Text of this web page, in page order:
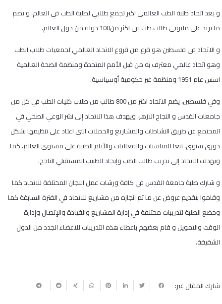
و يعد اتحاد طلبة الطب العالمي اكبر تجمع طلابي لطلبة الطب في العالم، و يضم
ما يزيد على مليوني طالب طب في اكثر من100 دولة من دول العالم.
و الاتحاد في فلسطين هو فرع من فروع الاتحاد العالمي لجمعيات طلاب الطب
وهو اتحاد عالمي معترف به من قبل الأمم المتحدة ومنظمة الصحة العالمية
اسس عام 1951 ومنظمة غير حكومية أوسياسية.
وفي فلسطين، يضم الاتحاد اكثر من 800 طالب من طلاب كليات الطب في كل من
جامعات القدس و النجاح الازهر، ويهدف هذا الاتحاد إلى نشر الوعي الصحي في
المجتمع عن طريق النشاطات والمشاريع والحملات التي اعتاد على تنظيمها بشكل
دوري سنوي، تبعا للمناسبات والفعاليات والأيام الطبية على مستوى العالم، كما
ويهدف الاتحاد إلى تدريب طالب الطب وإيجاد الطبيب المستقبلي الناجح.
و شارك طلبة جامعة القدس في كافة ورشات عمل اللجان المختلفة للاتحاد كما
وقاموا بتقديم عروض عن ما تم انجازه من مشاريع للاتحاد في الفترة السابقة كما
وخضع الطلبة لتدريبات مختلفة في إدارة المشاريع والقيادة والإتصال وإدارة
الوقت والتمويل و قام بعضهم باعطاء هذه التدريبات للاعضاء الجدد من الدول
الشقيقة.
شارك المقال عبر: